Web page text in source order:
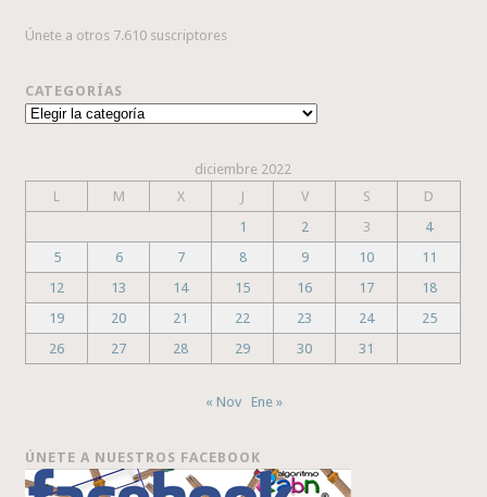
Únete a otros 7.610 suscriptores
CATEGORÍAS
Categorías
diciembre 2022
L
M X J V S
D
1
2 3
4
5
6 7 8 9 10
11
12
13 14 15 16 17
18
19
20 21 22 23 24
25
26
27 28 29 30 31
« Nov Ene »
ÚNETE A NUESTROS FACEBOOK